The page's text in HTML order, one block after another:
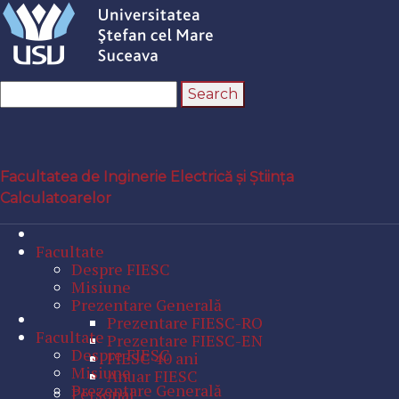
Facultatea de Inginerie Electrică și Știința
Calculatoarelor
Facultate
Despre FIESC
Misiune
Prezentare Generală
Prezentare FIESC-RO
Prezentare FIESC-EN
FIESC 40 ani
Anuar FIESC
Personal
Facultate
Despre FIESC
Misiune
Prezentare Generală